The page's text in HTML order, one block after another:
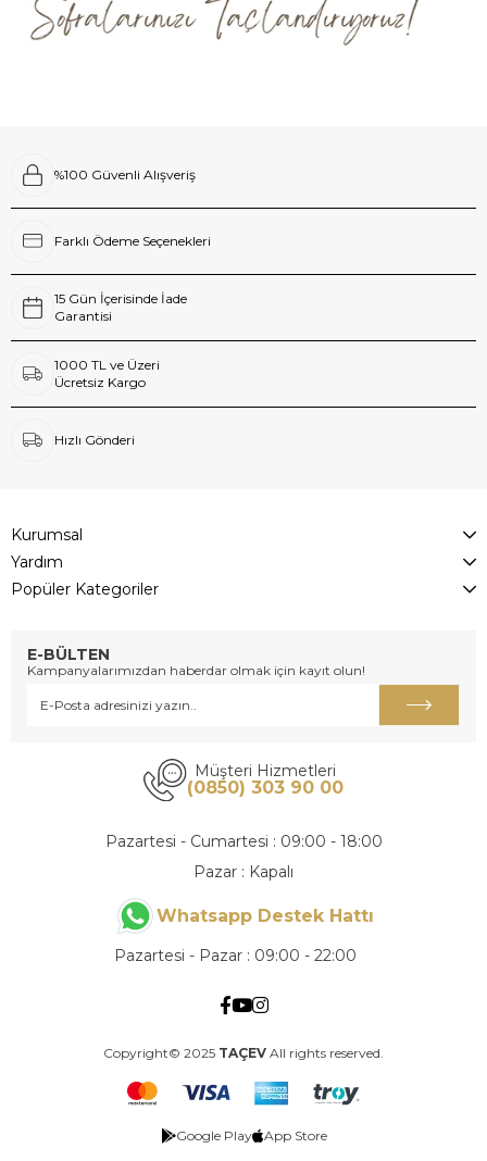
%100 Güvenli Alışveriş
Farklı Ödeme Seçenekleri
15 Gün İçerisinde İade
Garantisi
1000 TL ve Üzeri
Ücretsiz Kargo
Hızlı Gönderi
Kurumsal
Yardım
Popüler Kategoriler
E-BÜLTEN
Kampanyalarımızdan haberdar olmak için kayıt olun!
Müşteri Hizmetleri
(0850) 303 90 00
Pazartesi - Cumartesi : 09:00 - 18:00
Pazar : Kapalı
Whatsapp Destek Hattı
Pazartesi - Pazar : 09:00 - 22:00
Copyright© 2025 TAÇEV All rights reserved.
Google Play App Store